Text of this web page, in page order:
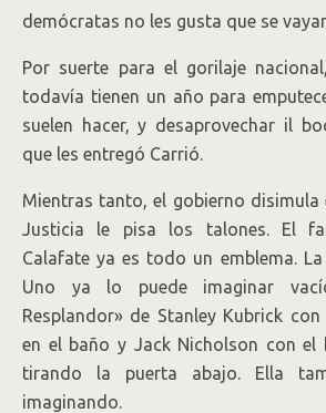
demócratas no les gusta que se
Por suerte para el gorilaje
todavía tienen un año para
suelen hacer, y desaprovechar il
que les entregó Carrió.
Mientras tanto, el gobierno disimula
Justicia le pisa los talones. El
Calafate ya es todo un emblema.
Uno ya lo puede imaginar
Resplandor» de Stanley Kubrick
en el baño y Jack Nicholson con el
tirando la puerta abajo. Ella
imaginando.